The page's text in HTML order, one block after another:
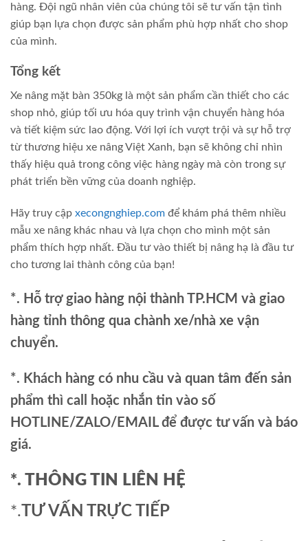
hàng. Đội ngũ nhân viên của chúng tôi sẽ tư vấn tận tình
giúp bạn lựa chọn được sản phẩm phù hợp nhất cho shop
của mình.
Tổng kết
Xe nâng mặt bàn 350kg là một sản phẩm cần thiết cho các
shop nhỏ, giúp tối ưu hóa quy trình vận chuyển hàng hóa
và tiết kiệm sức lao động. Với lợi ích vượt trội và sự hỗ trợ
từ thương hiệu xe nâng Việt Xanh, bạn sẽ không chỉ nhìn
thấy hiệu quả trong công việc hàng ngày mà còn trong sự
phát triển bền vững của doanh nghiệp.
Hãy truy cập xecongnghiep.com để khám phá thêm nhiều
mẫu xe nâng khác nhau và lựa chọn cho mình một sản
phẩm thích hợp nhất. Đầu tư vào thiết bị nâng hạ là đầu tư
cho tương lai thành công của bạn!
*. Hỗ trợ giao hàng nội thành TP.HCM và giao
hàng tỉnh thông qua chành xe/nhà xe vận
chuyển.
*. Khách hàng có nhu cầu và quan tâm đến sản
phẩm thì call hoặc nhắn tin vào số
HOTLINE/ZALO/EMAIL để được tư vấn và báo
giá.
*. THÔNG TIN LIÊN HỆ
*.TƯ VẤN TRỰC TIẾP